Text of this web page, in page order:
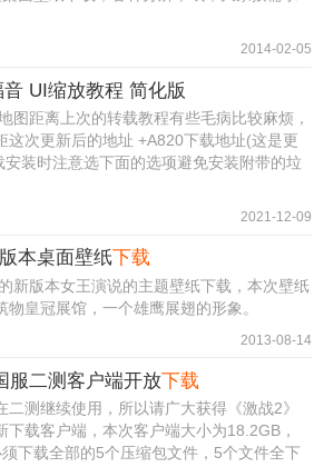
2014-02-05
UI缩放教程 简化版
图距离上次的转载教程有些毛病比较麻烦，
这次更新后的地址 +A820下载地址(这是更
装时注意选下面的选项避免安装附带的垃
2021-12-09
本桌面壁纸下载
新版本女王演说的主题壁纸下载，本次壁纸
皇冠展馆，一个雄鹰展翅的形象。
2013-08-14
服二测客户端开放下载
二测继续使用，所以请广大获得《激战2》
下载客户端，本次客户端大小为18.2GB，
下载全部的5个压缩包文件，5个文件全下